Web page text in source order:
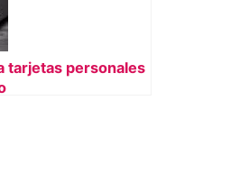
tarjetas personales